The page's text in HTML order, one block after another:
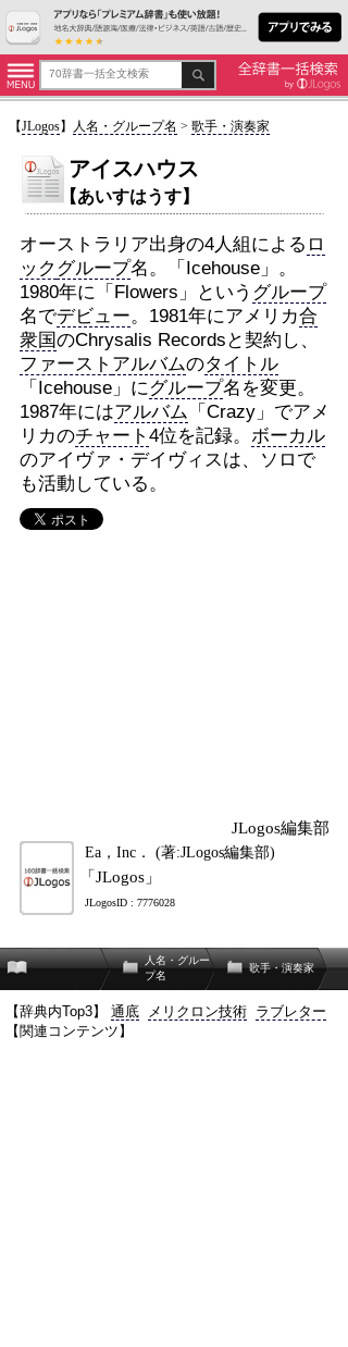
【JLogos】 人名・グループ名 > 歌手・演奏家
アイスハウス
【あいすはうす】
オーストラリア出身の4人組による ロ
ック グループ名。「Icehouse」。
1980年に「Flowers」という グループ
名でデビュー。1981年にアメリカ合
衆国のChrysalis Recordsと契約し、
ファースト アルバムのタイトル
「Icehouse」にグループ名を変更。
1987年にはアルバム 「Crazy」でアメ
リカのチャート 4位を記録。 ボーカル
のアイヴァ・デイヴィスは、ソロで
も活動している。
JLogos編集部
Ea，Inc． (著:JLogos編集部)
「JLogos」
JLogosID : 7776028
人名・グルー
プ名
歌手・演奏家
【辞典内Top3】 通底 メリクロン技術 ラブレター
【関連コンテンツ】